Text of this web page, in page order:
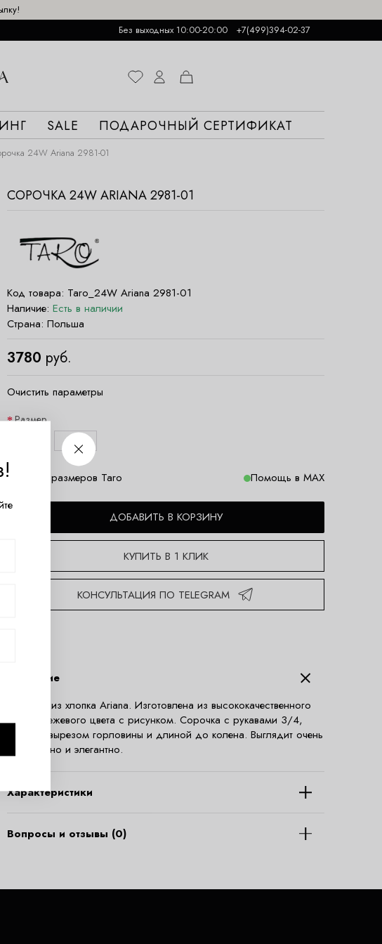
Без выходных 10:00-20:00 +7(499)394-02-37
SALE ПОДАРОЧНЫЙ СЕРТИФИКАТ
24W Ariana 2981-01
СОРОЧКА 24W ARIANA 2981-01
Код товара: Taro_24W Ariana 2981-01
Наличие: Есть в наличии
Страна: Польша
3780 руб.
Очистить параметры
Размер
Таблица размеров Taro Помощь в MAX
ДОБАВИТЬ В КОРЗИНУ
КУПИТЬ В 1 КЛИК
КОНСУЛЬТАЦИЯ ПО TELEGRAM
Описание
Сорочка из хлопка Ariana. Изготовлена из высококачественного
хлопка бежевого цвета с рисунком. Сорочка с рукавами 3/4,
круглым вырезом горловины и длиной до колена. Выглядит очень
женственно и элегантно.
Характеристики
Вопросы и отзывы (0)